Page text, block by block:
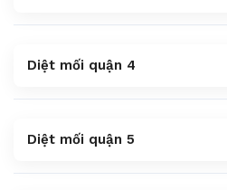
Diệt mối quận 4
Diệt mối quận 5